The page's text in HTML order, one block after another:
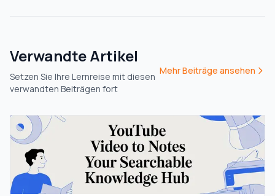
Verwandte Artikel
Setzen Sie Ihre Lernreise mit diesen
verwandten Beiträgen fort
Mehr Beiträge ansehen